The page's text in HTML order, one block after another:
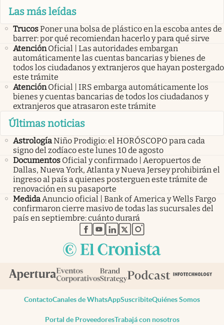
Las más leídas
TrucosPoner una bolsa de plástico en la escoba antes de
barrer: por qué recomiendan hacerlo y para qué sirve
Atención Oficial | Las autoridades embargan
automáticamente las cuentas bancarias y bienes de
todos los ciudadanos y extranjeros que hayan postergado
este trámite
Atención Oficial | IRS embarga automáticamente los
bienes y cuentas bancarias de todos los ciudadanos y
extranjeros que atrasaron este trámite
Últimas noticias
AstrologíaNiño Prodigio: el HORÓSCOPO para cada
signo del zodíaco este lunes 10 de agosto
Documentos Oficial y confirmado | Aeropuertos de
Dallas, Nueva York, Atlanta y Nueva Jersey prohibirán el
ingreso al país a quienes posterguen este trámite de
renovación en su pasaporte
MedidaAnuncio oficial | Bank of America y Wells Fargo
confirmaron cierre masivo de todas las sucursales del
país en septiembre: cuánto durará
abre en nueva pestaña
abre en nueva pestaña
abre en nueva pestaña
abre en nueva pestaña
abre en nueva pestaña
ContactoCanales de WhatsAppSuscribiteQuiénes Somos
Portal de ProveedoresTrabajá con nosotros